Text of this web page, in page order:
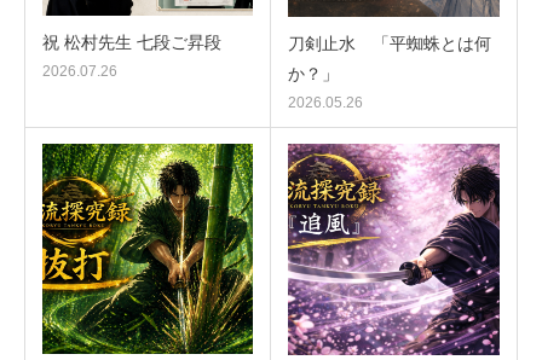
祝 松村先生 七段ご昇段
2026.07.26
刀剣止水 「平蜘蛛とは何
か？」
2026.05.26